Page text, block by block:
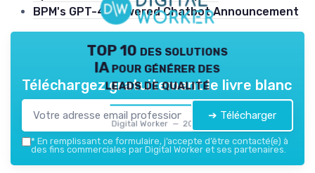
BPM's GPT-4-Powered Chatbot Announcement
TOP 10 des solutions
IA pour générer des
leads de qualité
Digital Worker — 2026
Téléchargez gratuitement le livre blanc
➔ Télécharger
* En remplissant ce formulaire, j’accepte d’être contacté(e) à
des fins commerciales par Digital Worker et ses partenaires.